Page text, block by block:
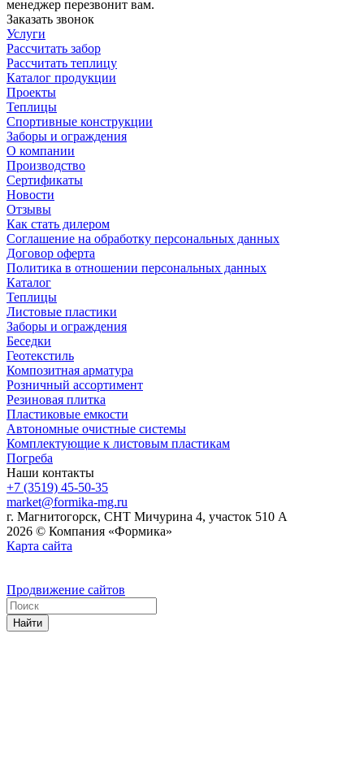
менеджер перезвонит вам.
Заказать звонок
Услуги
Рассчитать забор
Рассчитать теплицу
Каталог продукции
Проекты
Теплицы
Спортивные конструкции
Заборы и ограждения
О компании
Производство
Сертификаты
Новости
Отзывы
Как стать дилером
Соглашение на обработку персональных данных
Договор оферта
Политика в отношении персональных данных
Каталог
Теплицы
Листовые пластики
Заборы и ограждения
Беседки
Геотекстиль
Композитная арматура
Розничный ассортимент
Резиновая плитка
Пластиковые емкости
Автономные очистные системы
Комплектующие к листовым пластикам
Погреба
Наши контакты
+7 (3519) 45-50-35
market@formika-mg.ru
г. Магнитогорск, СНТ Мичурина 4, участок 510 А
2026 © Компания «Формика»
Карта сайта
Продвижение сайтов
Найти